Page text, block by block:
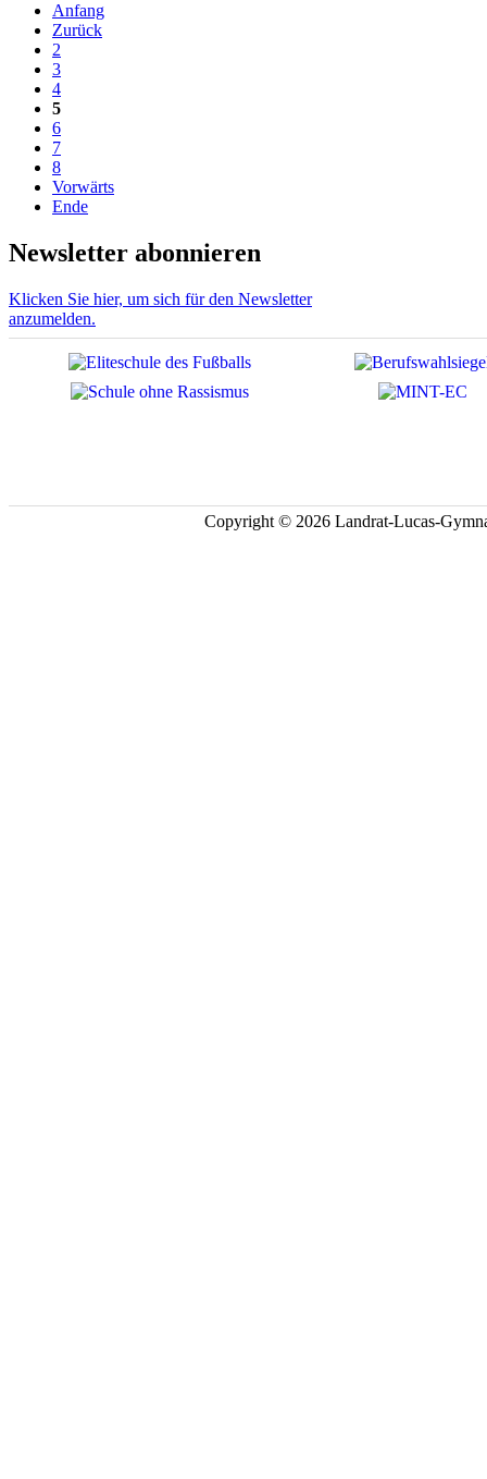
Anfang
Zurück
2
3
4
5
6
7
8
Vorwärts
Ende
Newsletter abonnieren
Klicken Sie hier, um sich für den Newsletter
anzumelden.
Copyright © 2026 Landrat-Lucas-